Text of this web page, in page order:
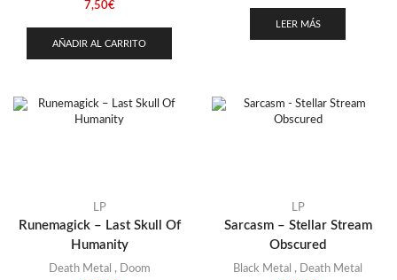
7,50€
AÑADIR AL CARRITO
LEER MÁS
LP
Runemagick – Last Skull Of
Humanity
Death Metal , Doom
LP
Sarcasm – Stellar Stream
Obscured
Black Metal , Death Metal